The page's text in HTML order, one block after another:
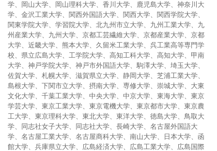
学、岡山大学、岡山理科大学、香川大学、鹿児島大学、神奈川大
学、金沢工業大学、関西外国語大学、関西大学、関西学院大学、
関東学院大学、学習院大学、北九州市立大学、九州工業大学、九
州産業大学、九州大学、京都工芸繊維大学、京都産業大学、京都
大学、近畿大学、熊本大学、久留米工業大学、呉工業高等専門学
校、県立広島大学、工学院大学、高知工科大学、高知大学、甲南
大学、神戸学院大学、神戸市外国語大学、駒澤大学、埼玉大学、
佐賀大学、札幌大学、滋賀県立大学、静岡大学、芝浦工業大学、
島根大学、下関市立大学、摂南大学、専修大学、崇城大学、大東
文化大学、千葉工業大学、中央大学、中京大学、東海大学、東京
学芸大学、東京工業大学、東京電機大学、東京都市大学、東京農
工大学、東京理科大学、東北大学、東洋大学、徳島大学、鳥取大
学、同志社女子大学、同志社大学、長崎大学、名古屋外国語大
学、名古屋工業大学、名古屋商科大学、南山大学、日本大学、函
館大学、兵庫県立大学、広島経済大学、広島工業大学、広島国際